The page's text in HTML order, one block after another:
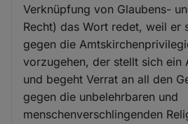
Verknüpfung von Glaubens-
Recht) das Wort redet, weil er
gegen die
vorzugehen, der stellt sich ein
und begeht Verrat an all den
gegen die unbelehrbaren und
menschenverschlingenden